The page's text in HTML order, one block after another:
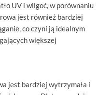
UV i wilgoć, w porównaniu
jest również bardziej
co czyni ją idealnym
większej
jest bardziej wytrzymała i